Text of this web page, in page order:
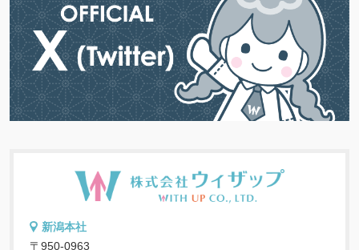
新潟本社
〒950-0963